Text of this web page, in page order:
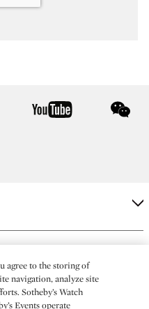
youtube
agree to the storing of
navigation, analyze site
Sotheby’s Watch
Events operate